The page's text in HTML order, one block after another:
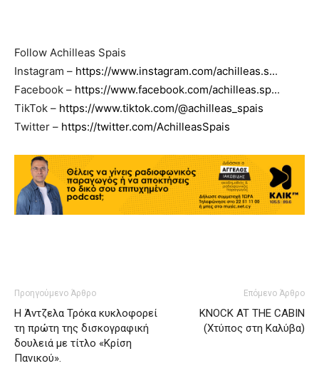
Follow Achilleas Spais
Instagram – https://www.instagram.com/achilleas.s...
Facebook – https://www.facebook.com/achilleas.sp...
TikTok – https://www.tiktok.com/@achilleas_spais
Twitter – https://twitter.com/AchilleasSpais
Προηγούμενο Άρθρο
Η Άντζελα Τρόκα κυκλοφορεί
τη πρώτη της δισκογραφική
δουλειά με τίτλο «Κρίση
Πανικού».
Επόμενο Άρθρο
KNOCK AT THE CABIN
(Χτύπος στη Καλύβα)